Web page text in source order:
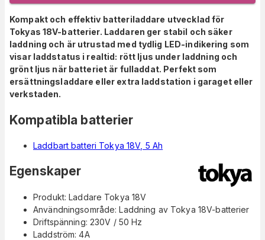
Kompakt och effektiv batteriladdare utvecklad för
Tokyas 18V-batterier. Laddaren ger stabil och säker
laddning och är utrustad med tydlig LED-indikering som
visar laddstatus i realtid: rött ljus under laddning och
grönt ljus när batteriet är fulladdat. Perfekt som
ersättningsladdare eller extra laddstation i garaget eller
verkstaden.
Kompatibla batterier
Laddbart batteri Tokya 18V, 5 Ah
Egenskaper
Produkt: Laddare Tokya 18V
Användningsområde: Laddning av Tokya 18V-batterier
Driftspänning: 230V / 50 Hz
Laddström: 4A